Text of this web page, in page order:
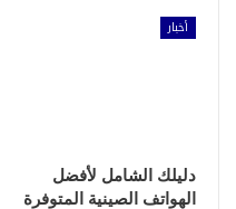
أخبار
دليلك الشامل لأفضل
الهواتف الصينية المتوفرة